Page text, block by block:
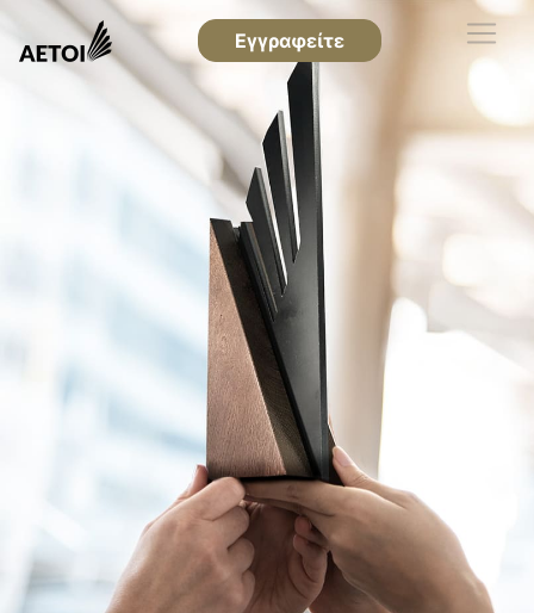
Εγγραφείτε